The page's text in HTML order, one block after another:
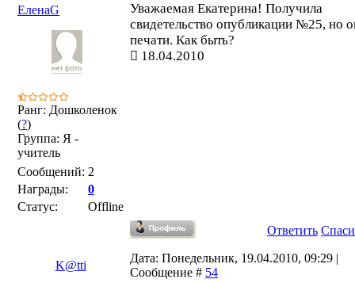
ЕленаG
Ранг: Дошколенок
(?)
Группа: Я -
учитель
Сообщений: 2
Награды:
0
Статус:
Offline
Уважаемая Екатерина! Получила
свидетельство опубликации №25, но
печати. Как быть?
18.04.2010
Ответить
K@tti
Дата: Понедельник, 19.04.2010, 09:29 |
Сообщение # 54